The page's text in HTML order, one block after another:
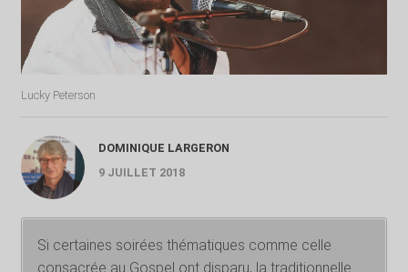
Lucky Peterson
DOMINIQUE LARGERON
9 JUILLET 2018
Si certaines soirées thématiques comme celle
consacrée au Gospel ont disparu, la traditionnelle